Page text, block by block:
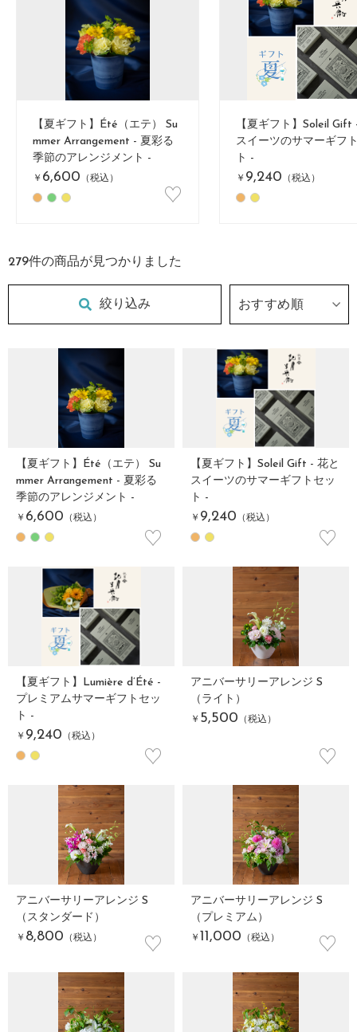
【夏ギフト】Été（エテ） Su
mmer Arrangement - 夏彩る
季節のアレンジメント -
￥ 6,600 （税込）
♡
【夏ギフト】Soleil Gift
スイーツのサマーギフ
ト -
￥ 9,240 （税込）
279件の商品が見つかりました
絞り込み
【夏ギフト】Été（エテ） Su
mmer Arrangement - 夏彩る
季節のアレンジメント -
￥ 6,600 （税込）
♡
【夏ギフト】Soleil Gift - 花と
スイーツのサマーギフトセッ
ト -
￥ 9,240 （税込）
♡
【夏ギフト】Lumière d’Été -
プレミアムサマーギフトセッ
ト -
￥ 9,240 （税込）
♡
アニバーサリーアレンジ S
（ライト）
￥ 5,500 （税込）
♡
アニバーサリーアレンジ S
（スタンダード）
￥ 8,800 （税込） ♡
アニバーサリーアレンジ S
（プレミアム）
￥ 11,000 （税込） ♡